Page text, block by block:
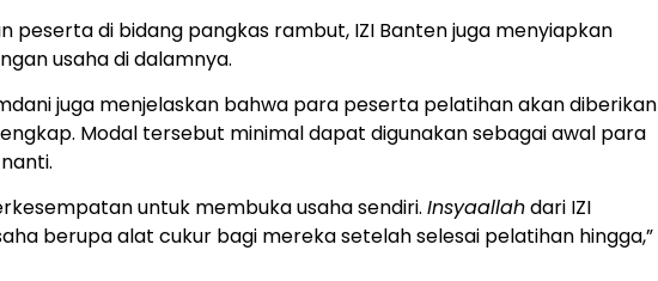
peserta di bidang pangkas rambut, IZI Banten juga menyiapkan
usaha di dalamnya.
juga menjelaskan bahwa para peserta pelatihan akan diberikan
Modal tersebut minimal dapat digunakan sebagai awal para
untuk membuka usaha sendiri.Insyaallahdari IZI
berupa alat cukur bagi mereka setelah selesai pelatihan hingga,”